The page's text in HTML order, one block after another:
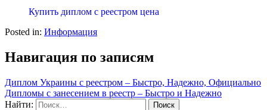
Купить диплом с реестром цена
Posted in: Информация
Навигация по записям
Диплом Украины с реестром – Быстро, Надежно, Официально
Дипломы с занесением в реестр – Быстро и Надежно
Найти: